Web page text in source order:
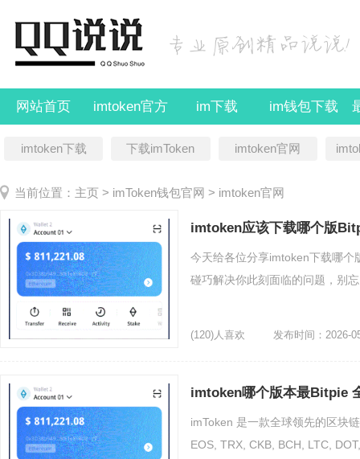
网站首页 imtoken官方 im下载 im钱包下载
imtoken下载 下载imToken imtoken官网
当前位置： 主页 > imToken钱包官网 > imtoken官网
imtoken应该下载哪个版
今天给各位分享imtoken下载哪
碰巧解决你此刻面临的问题，别
(120)人喜欢 发布时间：2026-
imtoken哪个版本最Bitpie
imToken 是一款全球领先的区块
EOS, TRX, CKB, BCH, LTC,